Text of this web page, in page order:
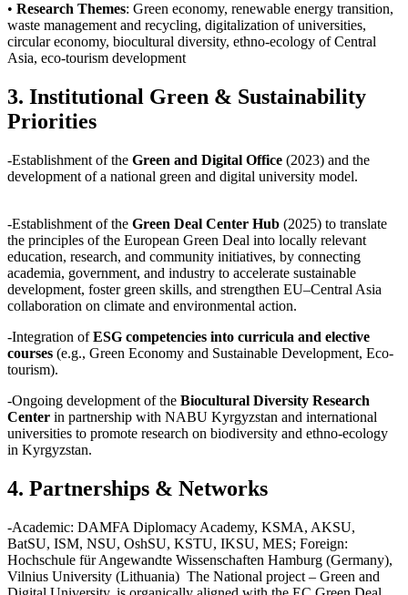
• Research Themes: Green economy, renewable energy transition,
waste management and recycling, digitalization of universities,
circular economy, biocultural diversity, ethno-ecology of Central
Asia, eco-tourism development
3. Institutional Green & Sustainability
Priorities
-Establishment of the Green and Digital Office (2023) and the
development of a national green and digital university model.
-Establishment of the Green Deal Center Hub (2025) to translate
the principles of the European Green Deal into locally relevant
education, research, and community initiatives, by connecting
academia, government, and industry to accelerate sustainable
development, foster green skills, and strengthen EU–Central Asia
collaboration on climate and environmental action.
-Integration ofESG competencies into curricula and elective
courses (e.g., Green Economy and Sustainable Development, Eco-
tourism).
-Ongoing development of the Biocultural Diversity Research
Center in partnership with NABU Kyrgyzstan and international
universities to promote research on biodiversity and ethno-ecology
in Kyrgyzstan.
4. Partnerships & Networks
-Academic: DAMFA Diplomacy Academy, KSMA, AKSU,
BatSU, ISM, NSU, OshSU, KSTU, IKSU, MES; Foreign:
Hochschule für Angewandte Wissenschaften Hamburg (Germany),
Vilnius University (Lithuania) The National project – Green and